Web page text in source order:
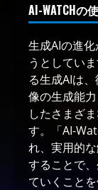
AI-WATCHの
生成AIの進
うとしてい
る生成AIは
像の生成能
したさまざ
す。「AI-
れ、実用的
することで
ていくことを